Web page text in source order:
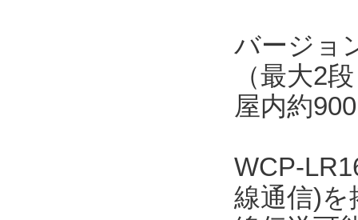
バージョ
（最大2
屋内約
WCP-
線通信)を